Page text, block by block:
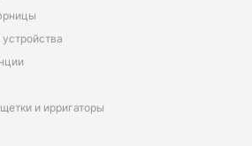
и ирригаторы